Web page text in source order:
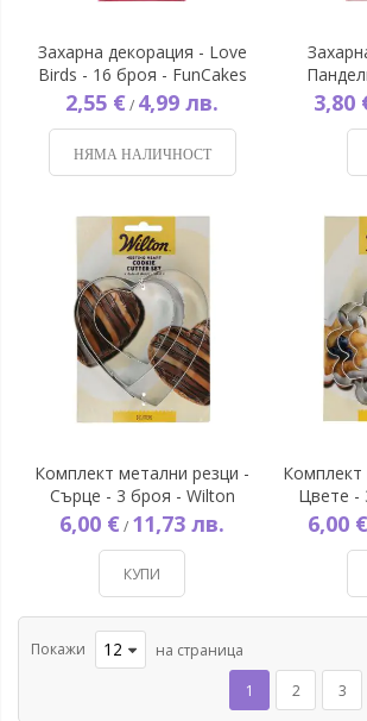
Захарна декорация - Love
Birds - 16 броя - FunCakes
2,55 € / 4,99 лв.
НЯМА НАЛИЧНОСТ
3,80
Комплект метални резци -
Сърце - 3 броя - Wilton
6,00 € / 11,73 лв.
КУПИ
Комплект
Цвете -
6,00 €
Покажи
на страница
Страница
В момента
1 Страница
2 3